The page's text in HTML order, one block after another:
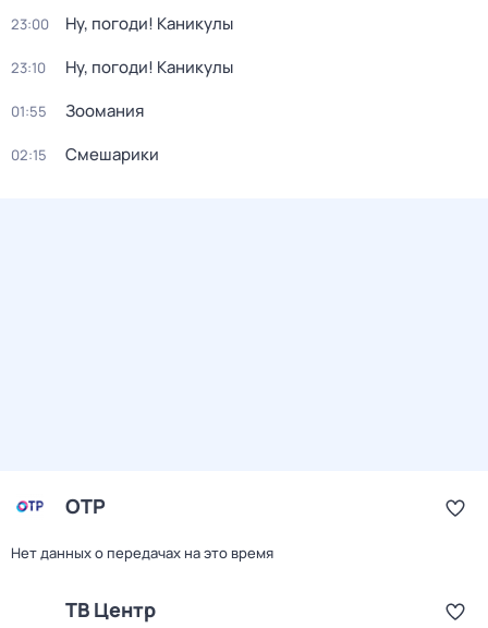
23:00 Ну, погоди! Каникулы
23:10 Ну, погоди! Каникулы
01:55 Зоомания
02:15 Смешарики
ОТР
Нет данных о передачах на это время
ТВ Центр